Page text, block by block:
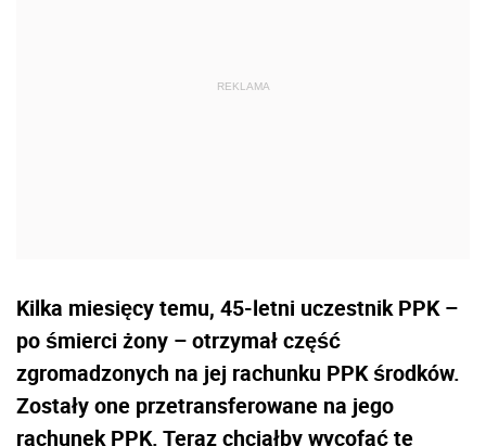
Kilka miesięcy temu, 45-letni uczestnik PPK –
po śmierci żony – otrzymał część
zgromadzonych na jej rachunku PPK środków.
Zostały one przetransferowane na jego
rachunek PPK. Teraz chciałby wycofać te